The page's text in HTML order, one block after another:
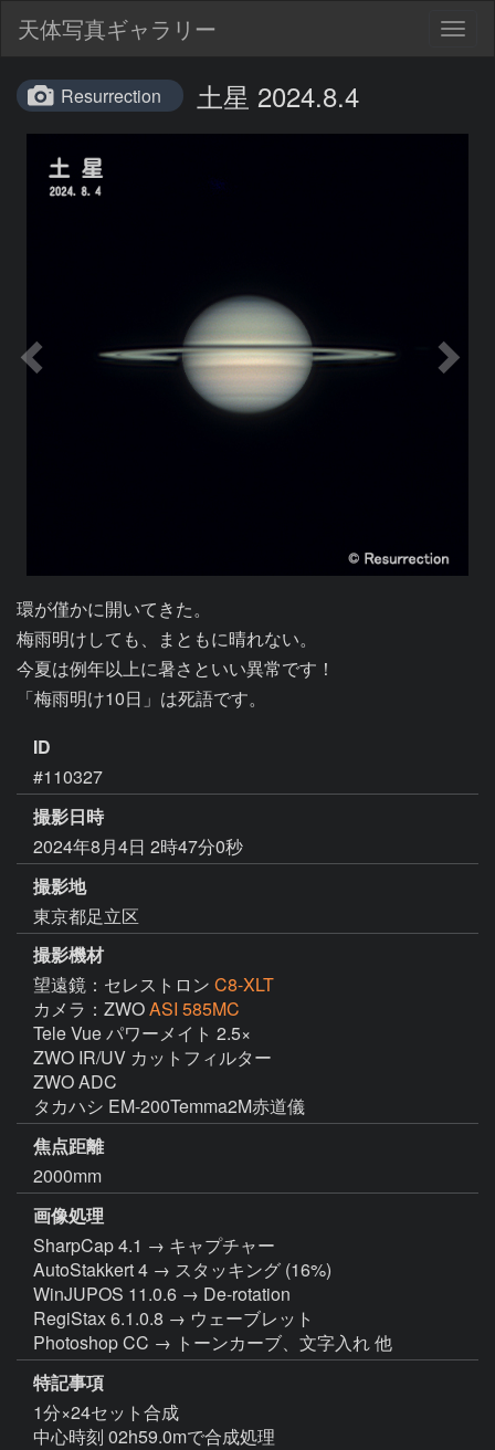
天体写真ギャラリー
Resurrection 土星 2024.8.4
環が僅かに開いてきた。
梅雨明けしても、まともに晴れない。
今夏は例年以上に暑さといい異常です！
「梅雨明け10日」は死語です。
ID
#110327
撮影日時
2024年8月4日 2時47分0秒
撮影地
東京都足立区
撮影機材
望遠鏡：セレストロン C8-XLT
カメラ：ZWOASI 585MC
Tele Vue パワーメイト 2.5×
ZWO IR/UV カットフィルター
ZWO ADC
タカハシ EM-200Temma2M赤道儀
焦点距離
2000mm
画像処理
SharpCap 4.1 → キャプチャー
AutoStakkert 4 → スタッキング (16%)
WinJUPOS 11.0.6 → De-rotation
RegiStax 6.1.0.8 → ウェーブレット
Photoshop CC → トーンカーブ、文字入れ 他
特記事項
1分×24セット合成
中心時刻 02h59.0mで合成処理